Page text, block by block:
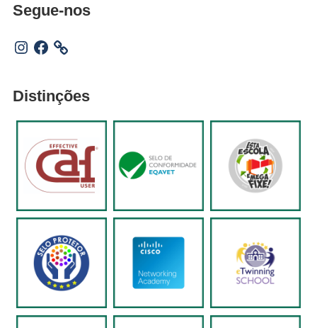
Segue-nos
Instagram
Facebook
Distinções